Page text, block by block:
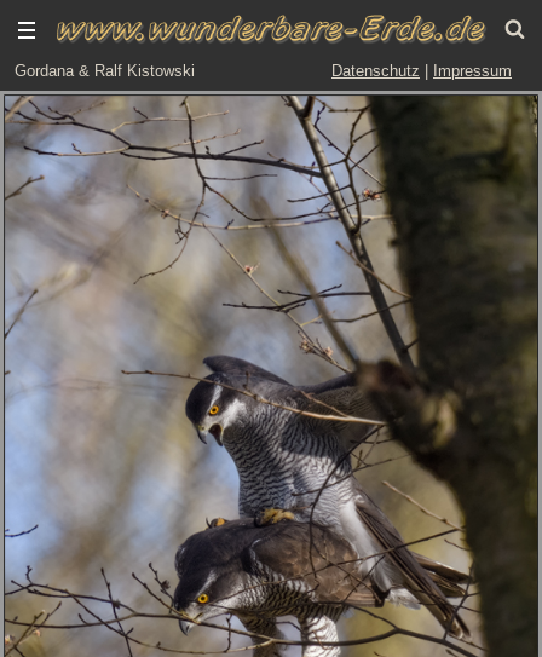
Gordana & Ralf Kistowski Datenschutz Impressum